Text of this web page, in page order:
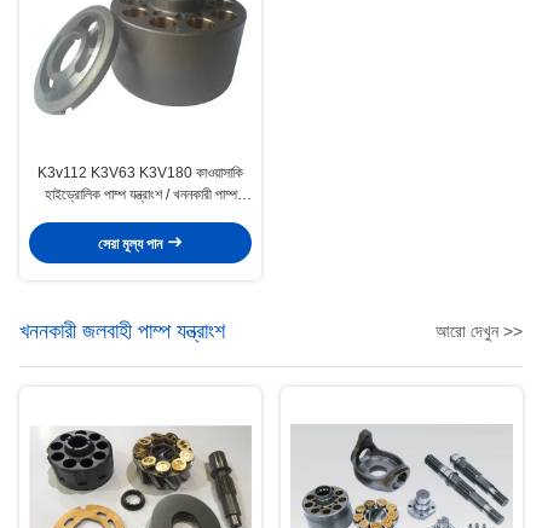
K3v112 K3V63 K3V180 কাওয়াসাকি
হাইড্রোলিক পাম্প যন্ত্রাংশ / খননকারী পাম্প
সেরা মূল্য পান
খননকারী জলবাহী পাম্প যন্ত্রাংশ আরো দেখুন >>